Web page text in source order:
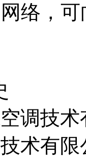
络，
调技
术有